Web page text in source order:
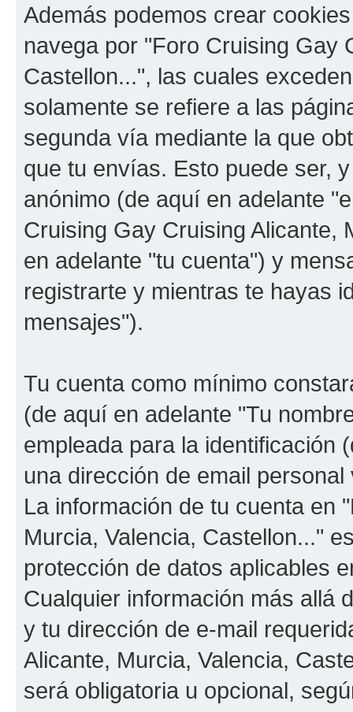
Además podemos crear
navega por "Foro Cruising Gay
Castellon...", las cuales
solamente se refiere a las
segunda vía mediante la que
que tu envías. Esto puede ser,
anónimo (de aquí en adelante
Cruising Gay Cruising Alicante,
en adelante "tu cuenta") y
registrarte y mientras te hayas
mensajes").
Tu cuenta como mínimo
(de aquí en adelante "Tu
empleada para la identificación
una dirección de email
La información de tu cuenta en
Murcia, Valencia, Castellon..."
protección de datos aplicables
Cualquier información más allá
y tu dirección de e-mail
Alicante, Murcia, Valencia,
será obligatoria u opcional,